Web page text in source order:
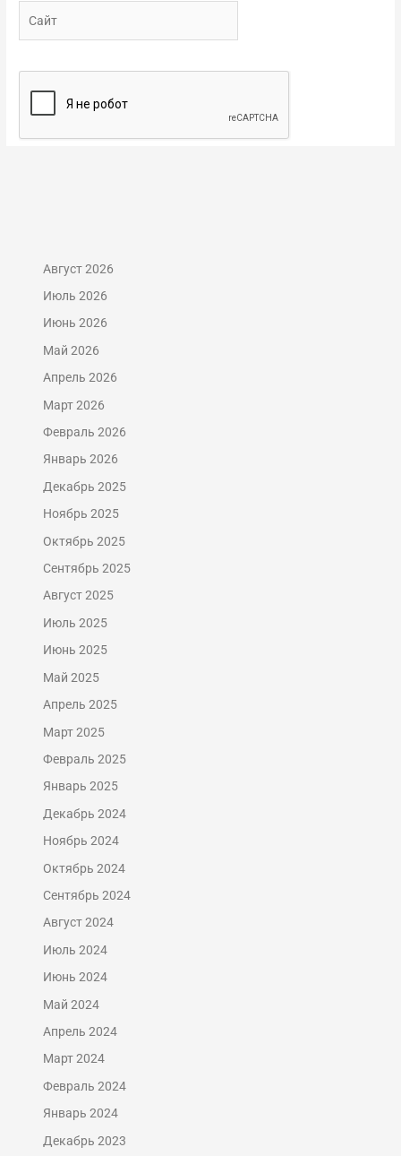
Август 2026
Июль 2026
Июнь 2026
Май 2026
Апрель 2026
Март 2026
Февраль 2026
Январь 2026
Декабрь 2025
Ноябрь 2025
Октябрь 2025
Сентябрь 2025
Август 2025
Июль 2025
Июнь 2025
Май 2025
Апрель 2025
Март 2025
Февраль 2025
Январь 2025
Декабрь 2024
Ноябрь 2024
Октябрь 2024
Сентябрь 2024
Август 2024
Июль 2024
Июнь 2024
Май 2024
Апрель 2024
Март 2024
Февраль 2024
Январь 2024
Декабрь 2023